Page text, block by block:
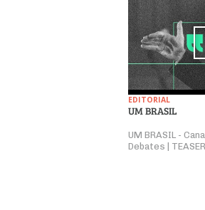
EDITORIAL
UM BRASIL
UM BRASIL -
Debates | TEASER